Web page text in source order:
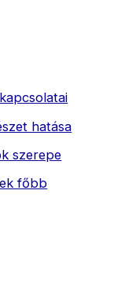
hatása
szerepe
főbb